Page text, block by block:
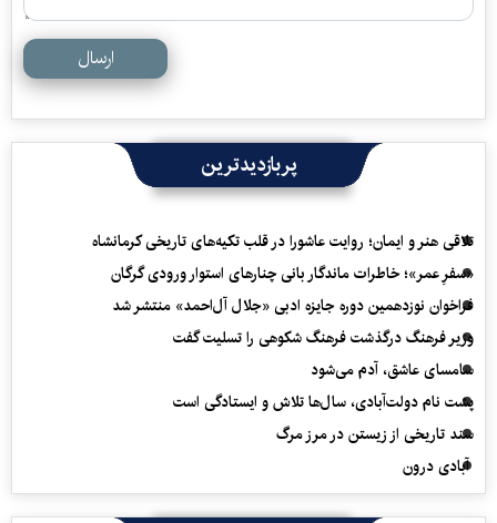
ارسال
پربازدیدترین
تلاقی هنر و ایمان؛ روایت عاشورا در قلب تکیه‌های تاریخی کرمانشاه
«سفرِ عمر»؛ خاطرات ماندگار بانی چنارهای استوار ورودی گرگان
فراخوان نوزدهمین دوره جایزه ادبی «جلال آل‌احمد» منتشر شد
وزیر فرهنگ درگذشت فرهنگ شکوهی را تسلیت گفت
سامسای عاشق، آدم می‌شود
پشت نام دولت‌آبادی، سال‌ها تلاش و ایستادگی است
سند تاریخی از زیستن در مرز مرگ
آبادی درون